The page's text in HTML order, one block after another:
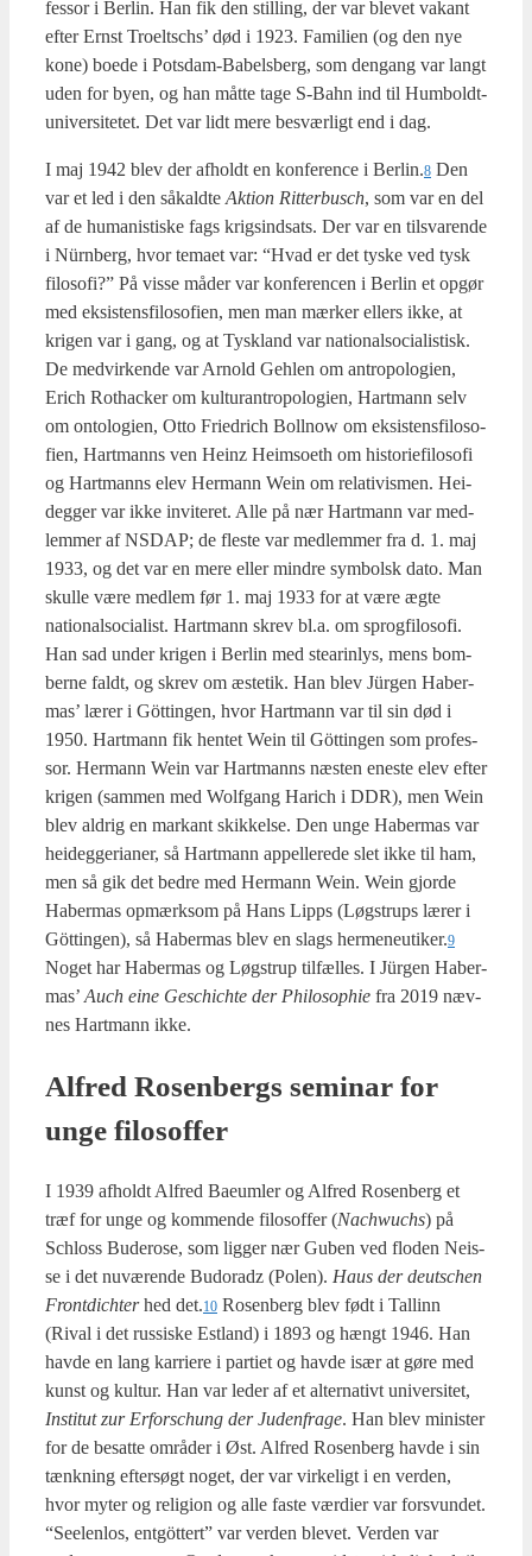
fes­sor i Ber­lin. Han fik den stil­ling, der var ble­vet vakant
efter Ernst Tro­elts­chs’ død i 1923. Fami­li­en (og den nye
kone) boe­de i Pots­dam-Babels­berg, som den­gang var langt
uden for byen, og han måt­te tage S‑Bahn ind til Hum­boldt-
uni­ver­si­te­tet. Det var lidt mere besvær­ligt end i dag.
I maj 1942 blev der afholdt en kon­fe­ren­ce i Berlin.8 Den
var et led i den såkald­te Aktion Rit­ter­busch, som var en del
af de huma­ni­sti­ske fags krigsind­sats. Der var en til­sva­ren­de
i Nür­n­berg, hvor tema­et var: “Hvad er det tyske ved tysk
filo­so­fi?” På vis­se måder var kon­fe­ren­cen i Ber­lin et opgør
med eksi­stens­fi­lo­so­fi­en, men man mær­ker ellers ikke, at
kri­gen var i gang, og at Tys­kland var natio­nalso­ci­a­li­stisk.
De med­vir­ken­de var Arnold Geh­len om antro­po­lo­gi­en,
Erich Rot­ha­ck­er om kul­tu­ran­tro­po­lo­gi­en, Hart­mann selv
om onto­lo­gi­en, Otto Fri­edrich Bol­l­now om eksi­stens­fi­lo­so­
fi­en, Hart­manns ven Heinz Heimso­eth om histo­ri­e­fi­lo­so­fi
og Hart­manns elev Her­mann Wein om rela­ti­vis­men. Hei­
deg­ger var ikke invi­te­ret. Alle på nær Hart­mann var med­
lem­mer af NSDAP; de fle­ste var med­lem­mer fra d. 1. maj
1933, og det var en mere eller min­dre sym­bolsk dato. Man
skul­le være med­lem før 1. maj 1933 for at være ægte
natio­nalso­ci­a­list. Hart­mann skrev bl.a. om sprog­fi­lo­so­fi.
Han sad under kri­gen i Ber­lin med stea­rin­lys, mens bom­
ber­ne faldt, og skrev om æste­tik. Han blev Jür­gen Haber­
mas’ lærer i Göt­tin­gen, hvor Hart­mann var til sin død i
1950. Hart­mann fik hen­tet Wein til Göt­tin­gen som pro­fes­
sor. Her­mann Wein var Hart­manns næsten ene­ste elev efter
kri­gen (sam­men med Wol­f­gang Harich i DDR), men Wein
blev aldrig en mar­kant skik­kel­se. Den unge Haber­mas var
hei­deg­ge­ri­a­ner, så Hart­mann appel­le­re­de slet ikke til ham,
men så gik det bed­re med Her­mann Wein. Wein gjor­de
Haber­mas opmærk­som på Hans Lip­ps (Løgstrups lærer i
Göt­tin­gen), så Haber­mas blev en slags hermeneutiker.9
Noget har Haber­mas og Løgstrup til­fæl­les. I Jür­gen Haber­
mas’ Auch eine Ges­chi­ch­te der Phi­los­op­hie fra 2019 næv­
nes Hart­mann ikke.
Alfred Rosen­bergs semi­nar for
unge filo­sof­fer
I 1939 afholdt Alfred Bae­um­ler og Alfred Rosen­berg et
træf for unge og kom­men­de filo­sof­fer (Nachwu­chs) på
Schloss Budero­se, som lig­ger nær Guben ved flo­den Nei­s­
se i det nuvæ­ren­de Budoradz (Polen). Haus der deut­schen
Front­di­ch­terhed det.10 Rosen­berg blev født i Tal­linn
(Rival i det rus­si­ske Est­land) i 1893 og hængt 1946. Han
hav­de en lang kar­ri­e­re i par­ti­et og hav­de især at gøre med
kunst og kul­tur. Han var leder af et alter­na­tivt uni­ver­si­tet,
Insti­tut zur Erfors­chung der Juden­fra­ge. Han blev mini­ster
for de besat­te områ­der i Øst. Alfred Rosen­berg hav­de i sin
tænk­ning efter­søgt noget, der var vir­ke­ligt i en ver­den,
hvor myter og reli­gion og alle faste vær­di­er var for­s­vun­det.
“See­len­los, ent­göt­tert” var ver­den ble­vet. Ver­den var